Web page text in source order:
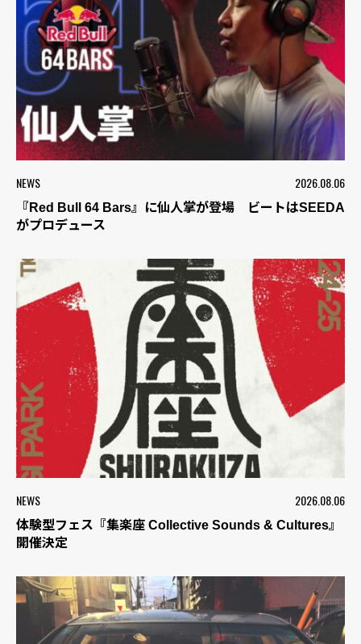
NEWS 2026.08.06
『Red Bull 64 Bars』に仙人掌が登場 ビートはSEEDA
がプロデュース
NEWS 2026.08.06
体験型フェス『集楽座 Collective Sounds & Cultures』
開催決定